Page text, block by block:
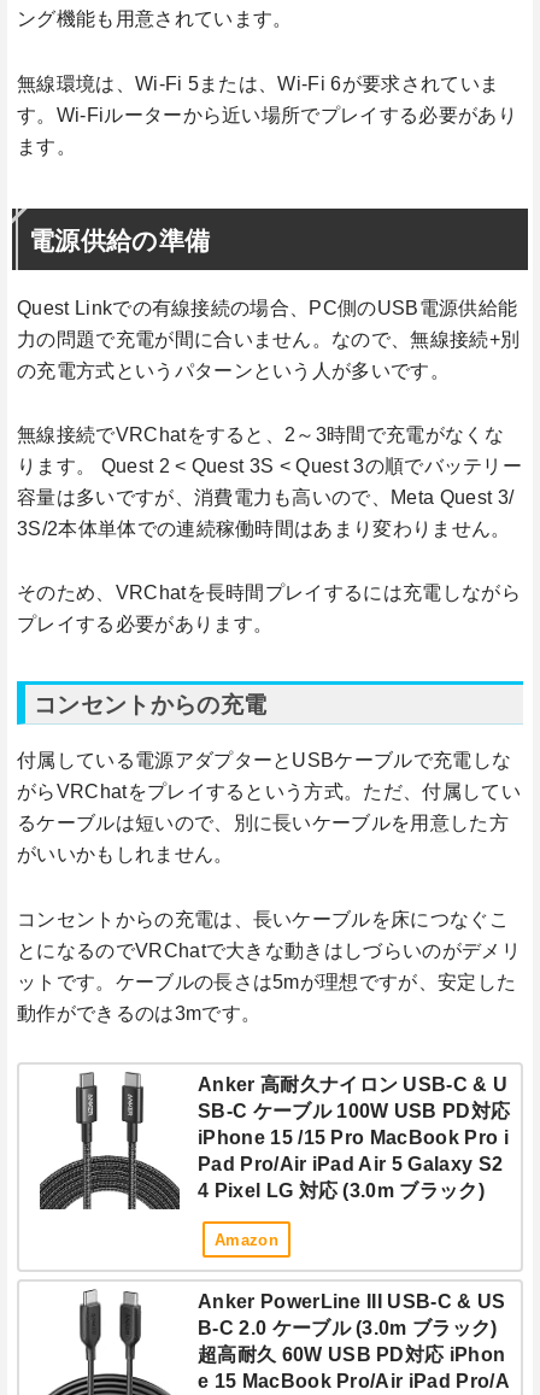
ング機能も用意されています。
無線環境は、Wi-Fi 5または、Wi-Fi 6が要求されていま
す。Wi-Fiルーターから近い場所でプレイする必要があり
ます。
電源供給の準備
Quest Linkでの有線接続の場合、PC側のUSB電源供給能
力の問題で充電が間に合いません。なので、無線接続+別
の充電方式というパターンという人が多いです。
無線接続でVRChatをすると、2～3時間で充電がなくな
ります。 Quest 2 < Quest 3S < Quest 3の順でバッテリー
容量は多いですが、消費電力も高いので、Meta Quest 3/
3S/2本体単体での連続稼働時間はあまり変わりません。
そのため、VRChatを長時間プレイするには充電しながら
プレイする必要があります。
コンセントからの充電
付属している電源アダプターとUSBケーブルで充電しな
がらVRChatをプレイするという方式。ただ、付属してい
るケーブルは短いので、別に長いケーブルを用意した方
がいいかもしれません。
コンセントからの充電は、長いケーブルを床につなぐこ
とになるのでVRChatで大きな動きはしづらいのがデメリ
ットです。ケーブルの長さは5mが理想ですが、安定した
動作ができるのは3mです。
Anker 高耐久ナイロン USB-C & U
SB-C ケーブル 100W USB PD対応
iPhone 15 /15 Pro MacBook Pro i
Pad Pro/Air iPad Air 5 Galaxy S2
4 Pixel LG 対応 (3.0m ブラック)
Amazon
Anker PowerLine III USB-C & US
B-C 2.0 ケーブル (3.0m ブラック)
超高耐久 60W USB PD対応 iPhon
e 15 MacBook Pro/Air iPad Pro/A